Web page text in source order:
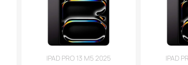
IPAD PRO 13 M5 2025 IPAD